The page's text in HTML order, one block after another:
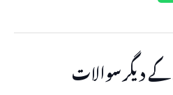
دیگر سوالات